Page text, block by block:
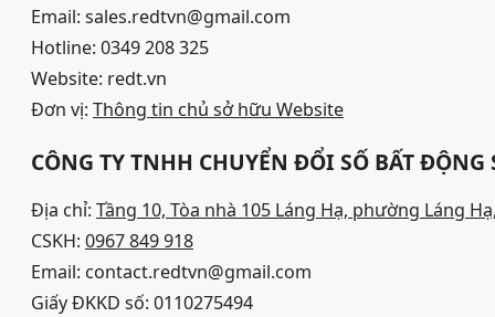
Email: sales.redtvn@gmail.com
Hotline: 0349 208 325
Website: redt.vn
Đơn vị: Thông tin chủ sở hữu Website
CÔNG TY TNHH CHUYỂN ĐỔI SỐ BẤT ĐỘNG
Địa chỉ: Tầng 10, Tòa nhà 105 Láng Hạ, phường Láng
CSKH: 0967 849 918
Email: contact.redtvn@gmail.com
Giấy ĐKKD số: 0110275494